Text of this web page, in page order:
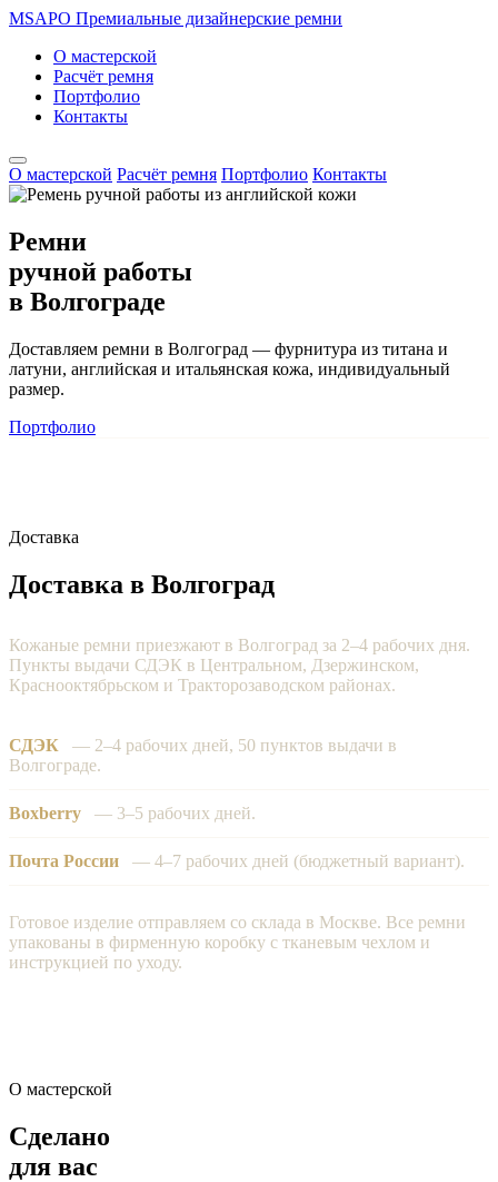
MSAPO Премиальные дизайнерские ремни
О мастерской
Расчёт ремня
Портфолио
Контакты
О мастерской Расчёт ремня Портфолио Контакты
Ремни
ручной работы
в Волгограде
Доставляем ремни в Волгоград — фурнитура из титана и
латуни, английская и итальянская кожа, индивидуальный
размер.
Портфолио
Доставка
Доставка в Волгоград
Кожаные ремни приезжают в Волгоград за 2–4 рабочих дня.
Пункты выдачи СДЭК в Центральном, Дзержинском,
Краснооктябрьском и Тракторозаводском районах.
СДЭК
— 2–4 рабочих дней, 50 пунктов выдачи в
Волгограде.
Boxberry — 3–5 рабочих дней.
Почта России — 4–7 рабочих дней (бюджетный вариант).
Готовое изделие отправляем со склада в Москве. Все ремни
упакованы в фирменную коробку с тканевым чехлом и
инструкцией по уходу.
О мастерской
Сделано
для вас